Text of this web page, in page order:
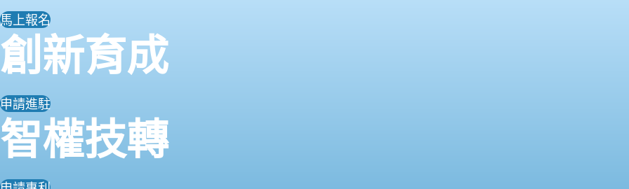
馬上報名
創新育成
申請進駐
智權技轉